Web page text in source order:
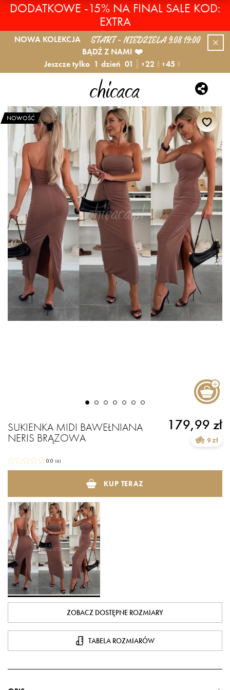
DODATKOWE -15% NA FINAL SALE KOD:
EXTRA
NOWA KOLEKCJA START - NIEDZIELA 9.08 19:00
BĄDŹ Z NAMI ❤️
Jeszcze tylko 1 dzień 01 GODZ. 22 MIN. 45 SEK.
NOWOŚĆ
SUKIENKA MIDI BAWEŁNIANA
NERIS BRĄZOWA
179,99 zł
9 zł
0.0 (0)
KUP TERAZ
ZOBACZ DOSTĘPNE ROZMIARY
TABELA ROZMIARÓW